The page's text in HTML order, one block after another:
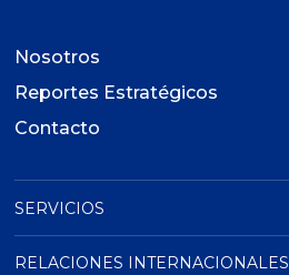
Nosotros
Reportes Estratégicos
Contacto
SERVICIOS
RELACIONES INTERNACIONALES